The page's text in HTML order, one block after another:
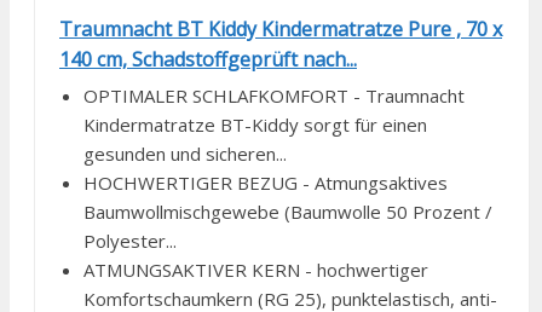
Traumnacht BT Kiddy Kindermatratze Pure , 70 x
140 cm, Schadstoffgeprüft nach...
OPTIMALER SCHLAFKOMFORT - Traumnacht
Kindermatratze BT-Kiddy sorgt für einen
gesunden und sicheren...
HOCHWERTIGER BEZUG - Atmungsaktives
Baumwollmischgewebe (Baumwolle 50 Prozent /
Polyester...
ATMUNGSAKTIVER KERN - hochwertiger
Komfortschaumkern (RG 25), punktelastisch, anti-